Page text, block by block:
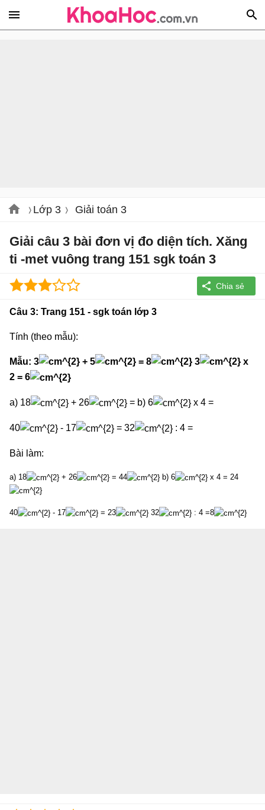
Lớp 3 Giải toán 3
Giải câu 3 bài đơn vị đo diện tích. Xăng
ti -met vuông trang 151 sgk toán 3
Câu 3: Trang 151 - sgk toán lớp 3
Tính (theo mẫu):
Mẫu: 3 + 5 = 8 3
x
2 = 6
a) 18 + 26 = b) 6 x 4 =
40 - 17 = 32 : 4 =
Bài làm:
a) 18 + 26 = 44 b) 6 x 4 = 24
40 - 17 = 23 32 : 4 =8